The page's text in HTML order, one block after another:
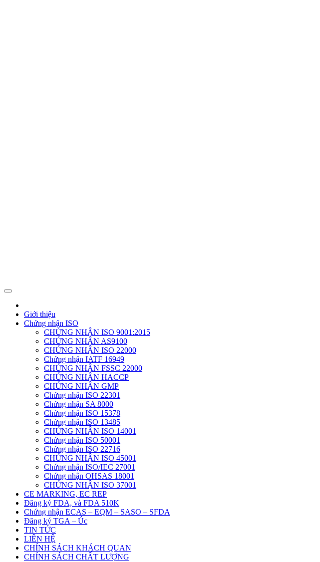
Giới thiệu
Chứng nhận ISO
CHỨNG NHẬN ISO 9001:2015
CHỨNG NHẬN AS9100
CHỨNG NHẬN ISO 22000
Chứng nhận IATF 16949
CHỨNG NHẬN FSSC 22000
CHỨNG NHẬN HACCP
CHỨNG NHẬN GMP
Chứng nhận ISO 22301
Chứng nhận SA 8000
Chứng nhận ISO 15378
Chứng nhận ISO 13485
CHỨNG NHẬN ISO 14001
Chứng nhận ISO 50001
Chứng nhận ISO 22716
CHỨNG NHẬN ISO 45001
Chứng nhận ISO/IEC 27001
Chứng nhận OHSAS 18001
CHỨNG NHẬN ISO 37001
CE MARKING, EC REP
Đăng ký FDA, và FDA 510K
Chứng nhận ECAS – EQM – SASO – SFDA
Đăng ký TGA – Úc
TIN TỨC
LIÊN HỆ
CHÍNH SÁCH KHÁCH QUAN
CHÍNH SÁCH CHẤT LƯỢNG